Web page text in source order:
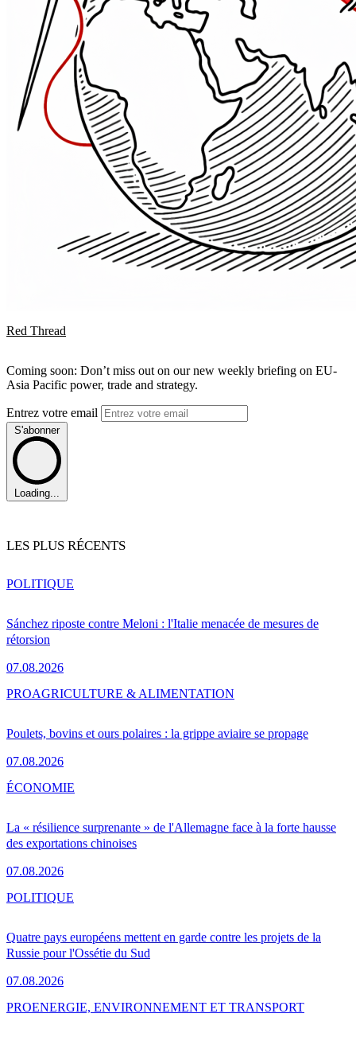
Red Thread
Coming soon: Don’t miss out on our new weekly briefing on EU-
Asia Pacific power, trade and strategy.
Entrez votre email
S'abonner
Loading...
LES PLUS RÉCENTS
Sánchez riposte contre Meloni : l'Italie menacée de mesures de
rétorsion
07.08.2026
POLITIQUE
Poulets, bovins et ours polaires : la grippe aviaire se propage
07.08.2026
PROAGRICULTURE & ALIMENTATION
La « résilience surprenante » de l'Allemagne face à la forte hausse
des exportations chinoises
07.08.2026
ÉCONOMIE
Quatre pays européens mettent en garde contre les projets de la
Russie pour l'Ossétie du Sud
07.08.2026
POLITIQUE
PROENERGIE, ENVIRONNEMENT ET TRANSPORT